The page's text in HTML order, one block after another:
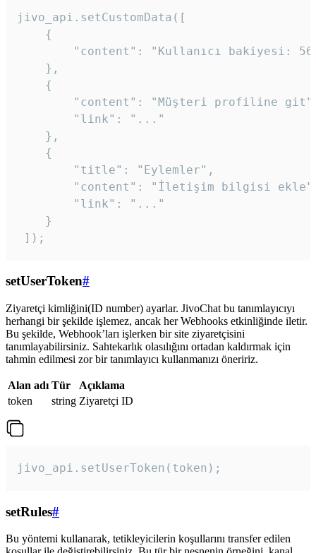
jivo_api.setCustomData([
    {
"content": "Kullanıcı bakiyesi:
    },
    {
"content": "Müşteri profiline
        "link": "..."
    },
    {
        "title": "Eylemler",
"content": "İletişim bilgisi
        "link": "..."
    }
]);
setUserToken#
Ziyaretçi kimliğini(ID number) ayarlar. JivoChat bu tanımlayıcıyı
herhangi bir şekilde işlemez, ancak her Webhooks etkinliğinde iletir.
Bu şekilde, Webhook’ları işlerken bir site ziyaretçisini
tanımlayabilirsiniz. Sahtekarlık olasılığını ortadan kaldırmak için
tahmin edilmesi zor bir tanımlayıcı kullanmanızı öneririz.
Alan adı Tür
Açıklama
token
string Ziyaretçi ID
jivo_api.setUserToken(token);
setRules#
Bu yöntemi kullanarak, tetikleyicilerin koşullarını transfer edilen